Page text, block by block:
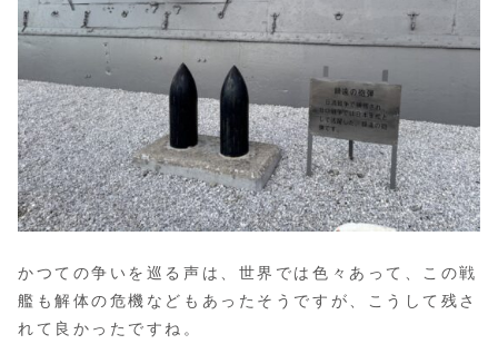
かつての争いを巡る声は、世界では色々あって、この戦
艦も解体の危機などもあったそうですが、こうして残さ
れて良かったですね。